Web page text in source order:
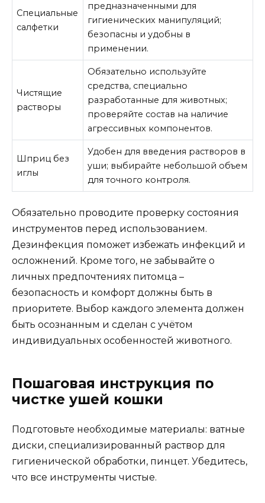
Специальные
салфетки
предназначенными для
гигиенических манипуляций;
безопасны и удобны в
применении.
Чистящие
растворы
Обязательно используйте
средства, специально
разработанные для животных;
проверяйте состав на наличие
агрессивных компонентов.
Шприц без
иглы
Удобен для введения растворов в
уши; выбирайте небольшой объем
для точного контроля.
Обязательно проводите проверку состояния
инструментов перед использованием.
Дезинфекция поможет избежать инфекций и
осложнений. Кроме того, не забывайте о
личных предпочтениях питомца –
безопасность и комфорт должны быть в
приоритете. Выбор каждого элемента должен
быть осознанным и сделан с учётом
индивидуальных особенностей животного.
Пошаговая инструкция по
чистке ушей кошки
Подготовьте необходимые материалы: ватные
диски, специализированный раствор для
гигиенической обработки, пинцет. Убедитесь,
что все инструменты чистые.